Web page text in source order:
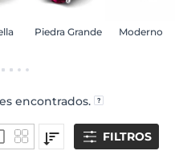
Piedra Grande Moderno
encontrados.
FILTROS